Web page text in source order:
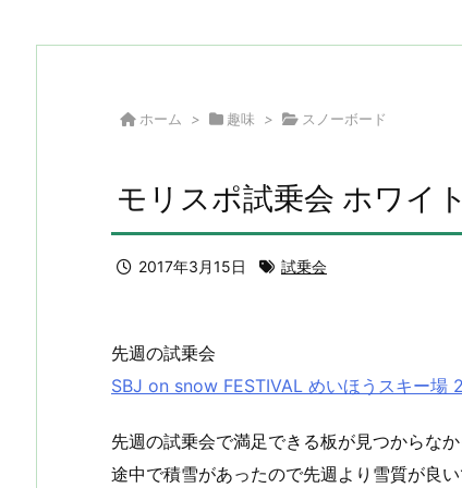
ホーム > 趣味 > スノーボード
モリスポ試乗会 ホワイ
2017年3月15日 試乗会
先週の試乗会
SBJ on snow FESTIVAL めいほうスキー場
先週の試乗会で満足できる板が見つからな
途中で積雪があったので先週より雪質が良